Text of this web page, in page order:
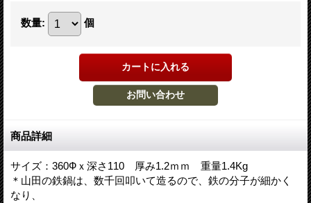
数量: 個
商品詳細
サイズ：360Фｘ深さ110 厚み1.2ｍｍ 重量1.4Kg
＊山田の鉄鍋は、数千回叩いて造るので、鉄の分子が細かく
なり、